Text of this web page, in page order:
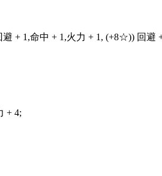
+ 1,命中 + 1,火力 + 1, (+8☆)) 回避
+ 4;